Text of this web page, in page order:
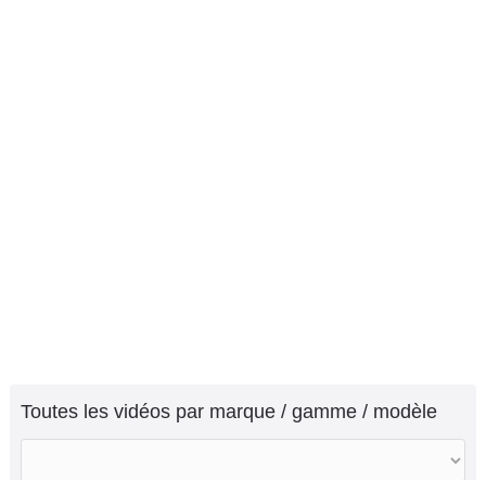
Toutes les vidéos par marque / gamme / modèle